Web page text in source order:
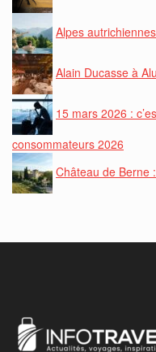
Alpes
Alain Ducasse à
15 mars 2026 :
consommateurs 2026
Château de Berne